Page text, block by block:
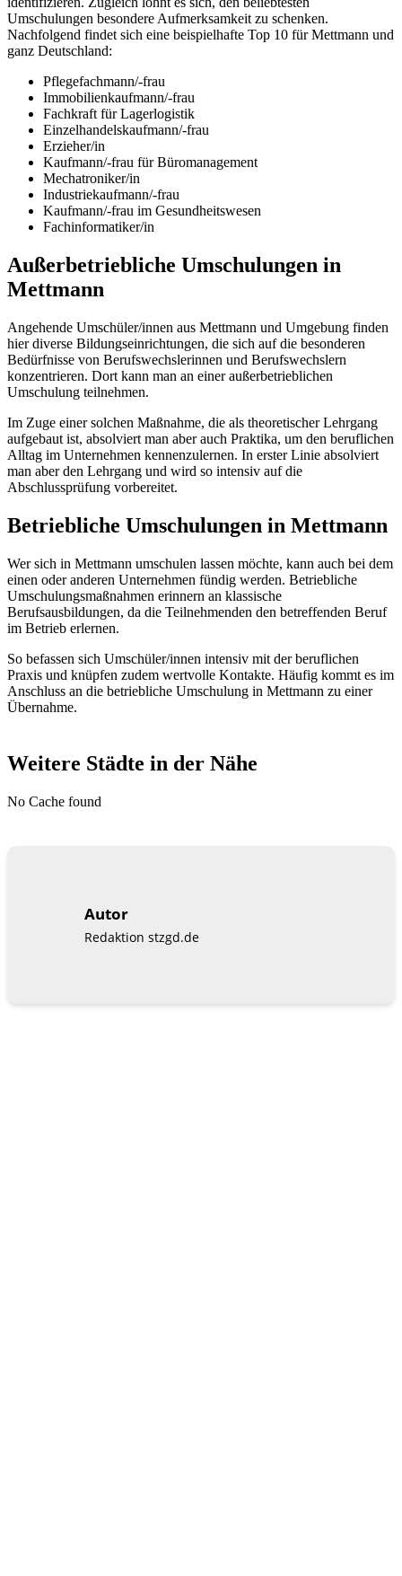
Umschulungen besondere Aufmerksamkeit zu schenken.
Nachfolgend findet sich eine beispielhafte Top 10 für Mettmann und
ganz Deutschland:
Pflegefachmann/-frau
Immobilienkaufmann/-frau
Fachkraft für Lagerlogistik
Einzelhandelskaufmann/-frau
Erzieher/in
Kaufmann/-frau für Büromanagement
Mechatroniker/in
Industriekaufmann/-frau
Kaufmann/-frau im Gesundheitswesen
Fachinformatiker/in
Außerbetriebliche Umschulungen in
Mettmann
Angehende Umschüler/innen aus Mettmann und Umgebung finden
hier diverse Bildungseinrichtungen, die sich auf die besonderen
Bedürfnisse von Berufswechslerinnen und Berufswechslern
konzentrieren. Dort kann man an einer außerbetrieblichen
Umschulung teilnehmen.
Im Zuge einer solchen Maßnahme, die als theoretischer Lehrgang
aufgebaut ist, absolviert man aber auch Praktika, um den beruflichen
Alltag im Unternehmen kennenzulernen. In erster Linie absolviert
man aber den Lehrgang und wird so intensiv auf die
Abschlussprüfung vorbereitet.
Betriebliche Umschulungen in Mettmann
Wer sich in Mettmann umschulen lassen möchte, kann auch bei dem
einen oder anderen Unternehmen fündig werden. Betriebliche
Umschulungsmaßnahmen erinnern an klassische
Berufsausbildungen, da die Teilnehmenden den betreffenden Beruf
im Betrieb erlernen.
So befassen sich Umschüler/innen intensiv mit der beruflichen
Praxis und knüpfen zudem wertvolle Kontakte. Häufig kommt es im
Anschluss an die betriebliche Umschulung in Mettmann zu einer
Übernahme.
Weitere Städte in der Nähe
No Cache found
Autor
Redaktion stzgd.de